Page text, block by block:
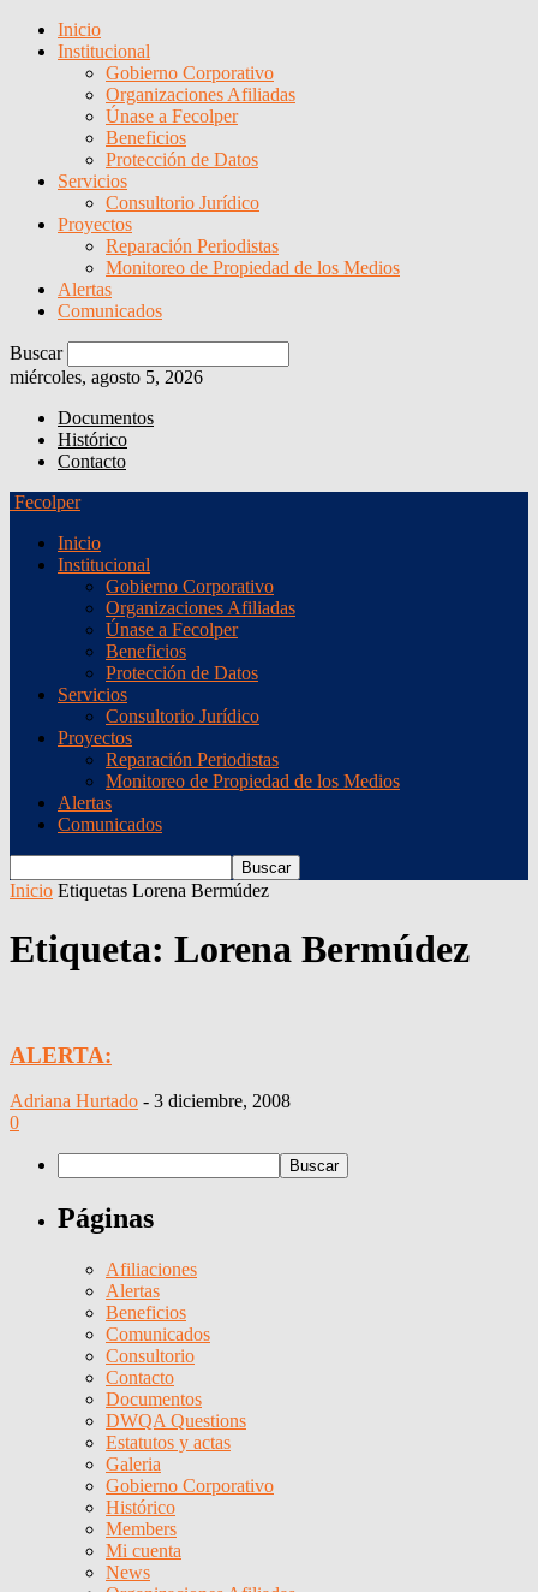
Inicio
Institucional
Gobierno Corporativo
Organizaciones Afiliadas
Únase a Fecolper
Beneficios
Protección de Datos
Servicios
Consultorio Jurídico
Proyectos
Reparación Periodistas
Monitoreo de Propiedad de los Medios
Alertas
Comunicados
Buscar
miércoles, agosto 5, 2026
Documentos
Histórico
Contacto
Fecolper
Inicio
Institucional
Gobierno Corporativo
Organizaciones Afiliadas
Únase a Fecolper
Beneficios
Protección de Datos
Servicios
Consultorio Jurídico
Proyectos
Reparación Periodistas
Monitoreo de Propiedad de los Medios
Alertas
Comunicados
Inicio Etiquetas Lorena Bermúdez
Etiqueta: Lorena Bermúdez
ALERTA:
Adriana Hurtado - 3 diciembre, 2008
0
Páginas
Afiliaciones
Alertas
Beneficios
Comunicados
Consultorio
Contacto
Documentos
DWQA Questions
Estatutos y actas
Galeria
Gobierno Corporativo
Histórico
Members
Mi cuenta
News